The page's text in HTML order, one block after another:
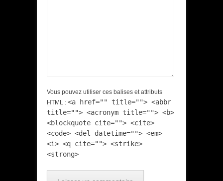
Vous pouvez utiliser ces balises et attributs
HTML : <a href="" title=""> <abbr
title=""> <acronym title=""> <b>
<blockquote cite=""> <cite>
<code> <del datetime=""> <em>
<i> <q cite=""> <strike>
<strong>